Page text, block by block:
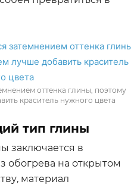
оттенка глины, поэтому
краситель нужного цвета
тип глины
заключается в
обогрева на открытом
материал